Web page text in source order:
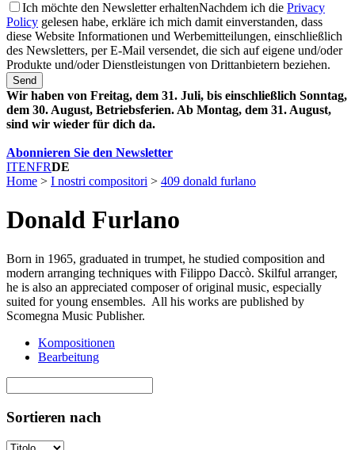
Ich möchte den Newsletter erhaltenNachdem ich die Privacy
Policy gelesen habe, erkläre ich mich damit einverstanden, dass
diese Website Informationen und Werbemitteilungen, einschließlich
des Newsletters, per E-Mail versendet, die sich auf eigene und/oder
Produkte und/oder Dienstleistungen von Drittanbietern beziehen.
Send
Wir haben von Freitag, dem 31. Juli, bis einschließlich Sonntag,
dem 30. August, Betriebsferien. Ab Montag, dem 31. August,
sind wir wieder für dich da.
Abonnieren Sie den Newsletter
ITENFRDE
Home > I nostri compositori > 409 donald furlano
Donald Furlano
Born in 1965, graduated in trumpet, he studied composition and
modern arranging techniques with Filippo Daccò. Skilful arranger,
he is also an appreciated composer of original music, especially
suited for young ensembles. All his works are published by
Scomegna Music Publisher.
Kompositionen
Bearbeitung
Sortieren nach